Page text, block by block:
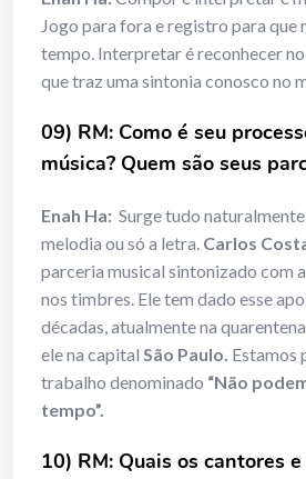
Jogo para fora e registro para que
tempo. Interpretar é reconhecer
que traz uma sintonia conosco no
09) RM: Como é seu
música? Quem são seus
Enah Ha: Surge tudo
melodia ou só a letra. Carlos
parceria musical sintonizado com
nos timbres. Ele tem dado esse
décadas, atualmente na
ele na capital São Paulo. Estamos
trabalho denominado “Não
tempo”.
10) RM: Quais os cantores